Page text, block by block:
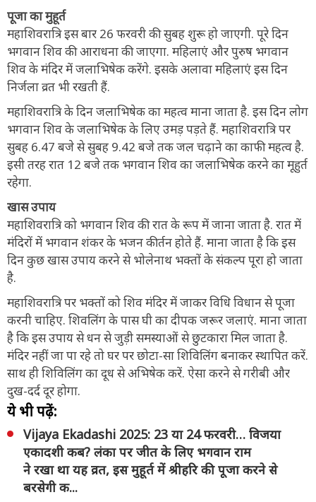
पूजा का मुहूर्त
महाशिवरात्रि इस बार 26 फरवरी की सुबह शुरू हो जाएगी. पूरे दिन
भगवान शिव की आराधना की जाएगा. महिलाएं और पुरुष भगवान
शिव के मंदिर में जलाभिषेक करेंगे. इसके अलावा महिलाएं इस दिन
निर्जला व्रत भी रखती हैं.
महाशिवरात्रि के दिन जलाभिषेक का महत्व माना जाता है. इस दिन लोग
भगवान शिव के जलाभिषेक के लिए उमड़ पड़ते हैं. महाशिवरात्रि पर
सुबह 6.47 बजे से सुबह 9.42 बजे तक जल चढ़ाने का काफी महत्व है.
इसी तरह रात 12 बजे तक भगवान शिव का जलाभिषेक करने का मूहुर्त
रहेगा.
खास उपाय
महाशिवरात्रि को भगवान शिव की रात के रूप में जाना जाता है. रात में
मंदिरों में भगवान शंकर के भजन कीर्तन होते हैं. माना जाता है कि इस
दिन कुछ खास उपाय करने से भोलेनाथ भक्तों के संकल्प पूरा हो जाता
है.
महाशिवरात्रि पर भक्तों को शिव मंदिर में जाकर विधि विधान से पूजा
करनी चाहिए. शिवलिंग के पास घी का दीपक जरूर जलाएं. माना जाता
है कि इस उपाय से धन से जुड़ी समस्याओं से छुटकारा मिल जाता है.
मंदिर नहीं जा पा रहे तो घर पर छोटा-सा शिविलिंग बनाकर स्थापित करें.
साथ ही शिविलिंग का दूध से अभिषेक करें. ऐसा करने से गरीबी और
दुख-दर्द दूर होगा.
ये भी पढ़ें:
Vijaya Ekadashi 2025: 23 या 24 फरवरी… विजया
एकादशी कब? लंका पर जीत के लिए भगवान राम
ने रखा था यह व्रत, इस मुहूर्त में श्रीहरि की पूजा करने से
बरसेगी क...